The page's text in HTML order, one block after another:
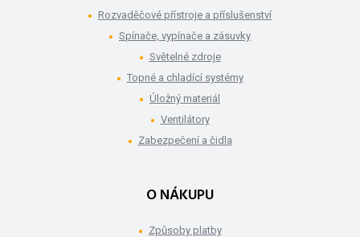
Rozvaděčové přístroje a příslušenství
Spínače, vypínače a zásuvky
Světelné zdroje
Topné a chladící systémy
Úložný materiál
Ventilátory
Zabezpečení a čidla
O NÁKUPU
Způsoby platby